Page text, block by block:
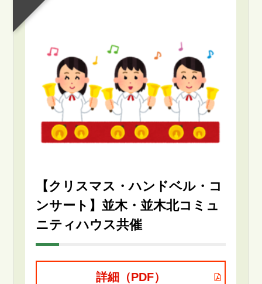
【クリスマス・ハンドベル・コ
ンサート】並木・並木北コミュ
ニティハウス共催
詳細（PDF）